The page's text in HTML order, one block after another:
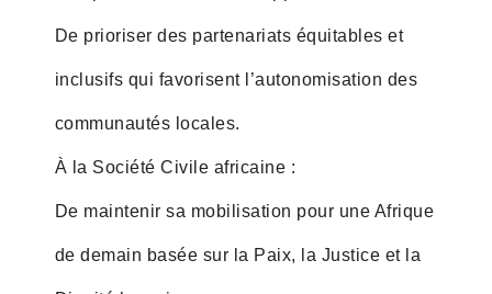
De prioriser des partenariats équitables et
inclusifs qui favorisent l’autonomisation des
communautés locales.
À la Société Civile africaine :
De maintenir sa mobilisation pour une Afrique
de demain basée sur la Paix, la Justice et la